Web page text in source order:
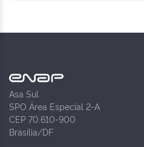
Asa Sul
SPO Área Especial 2-A
CEP 70.610-900
Brasília/DF